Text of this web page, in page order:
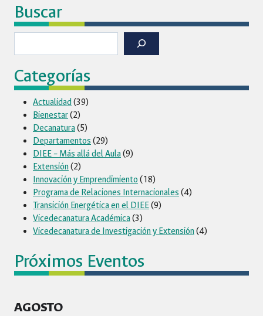
DE
LA
COLOMBIA
Y
LONGI
página
Buscar
Categorías
Actualidad (39)
Bienestar(2)
Decanatura (5)
Departamentos (29)
DIEE – Más allá del Aula (9)
Extensión (2)
Innovación y Emprendimiento (18)
Programa de Relaciones Internacionales (4)
Transición Energética en el DIEE(9)
Vicedecanatura Académica (3)
Vicedecanatura de Investigación y Extensión (4)
Próximos Eventos
AGOSTO